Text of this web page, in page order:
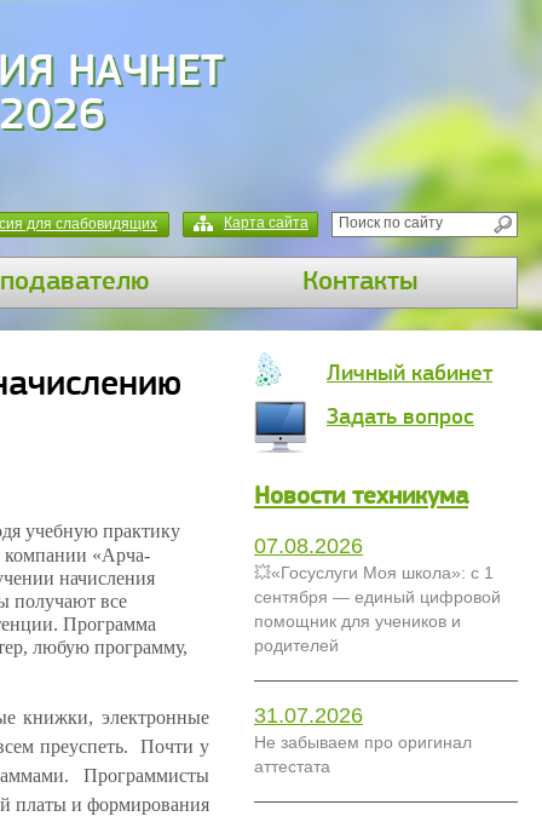
НАЧНЕТ
Карта сайта
для слабовидящих
Контакты
учебную практику
компании «Арча-
начисления
получают все
Программа
любую программу,
книжки, электронные
преуспеть. Почти у
Программисты
платы и формирования
Личный кабинет
Задать вопрос
Новости техникума
07.08.2026
💥«Госуслуги Моя школа»: с 1
сентября — единый цифровой
помощник для учеников и
родителей
31.07.2026
Не забываем про оригинал
аттестата